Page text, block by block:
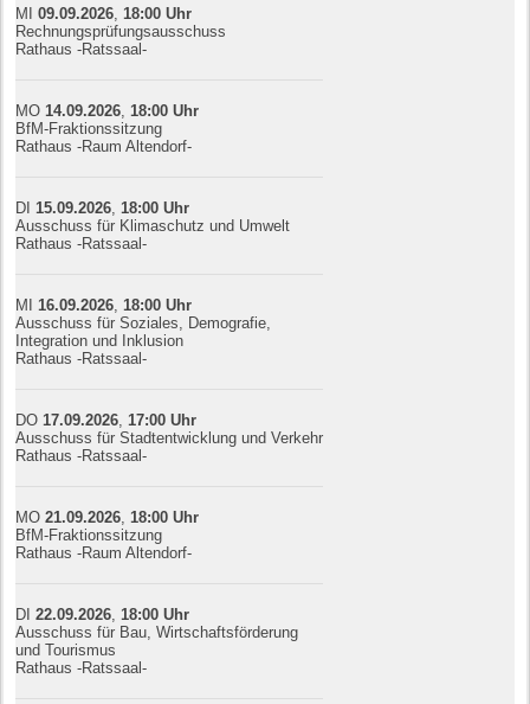
MI09.09.2026 18:00 Uhr
Rechnungsprüfungsausschuss
Rathaus -Ratssaal-
MO 14.09.2026 18:00 Uhr
BfM-Fraktionssitzung
Rathaus -Raum Altendorf-
DI 15.09.2026 18:00 Uhr
Ausschuss für Klimaschutz und Umwelt
Rathaus -Ratssaal-
MI 16.09.2026 18:00 Uhr
Ausschuss für Soziales, Demografie,
Integration und Inklusion
Rathaus -Ratssaal-
DO 17.09.2026 17:00 Uhr
Ausschuss für Stadtentwicklung und Verkehr
Rathaus -Ratssaal-
MO21.09.2026 18:00 Uhr
BfM-Fraktionssitzung
Rathaus -Raum Altendorf-
DI22.09.2026 18:00 Uhr
Ausschuss für Bau, Wirtschaftsförderung
und Tourismus
Rathaus -Ratssaal-